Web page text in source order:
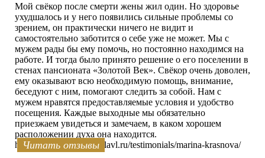
Читать отзывы
Читать отзывы
Читать отзывы
Читать отзывы
Мой свёкор после смерти жены жил один. Но здоровье
ухудшалось и у него появились сильные проблемы со
зрением, он практически ничего не видит и
самостоятельно заботится о себе уже не может. Мы с
мужем рады бы ему помочь, но постоянно находимся на
работе. И тогда было принято решение о его поселении в
стенах пансионата «Золотой Век». Свёкор очень доволен,
ему оказывают всю необходимую помощь, внимание,
беседуют с ним, помогают следить за собой. Нам с
мужем нравятся предоставляемые условия и удобство
посещения. Каждые выходные мы обязательно
приезжаем увидеться и замечаем, в каком хорошем
расположении духа она находится.
https://zolotoyvek-yaroslavl.ru/testimonials/marina-krasnova/
Читать отзывы
Читать отзывы
Читать отзывы
Читать отзывы
Читать отзывы
Читать отзывы